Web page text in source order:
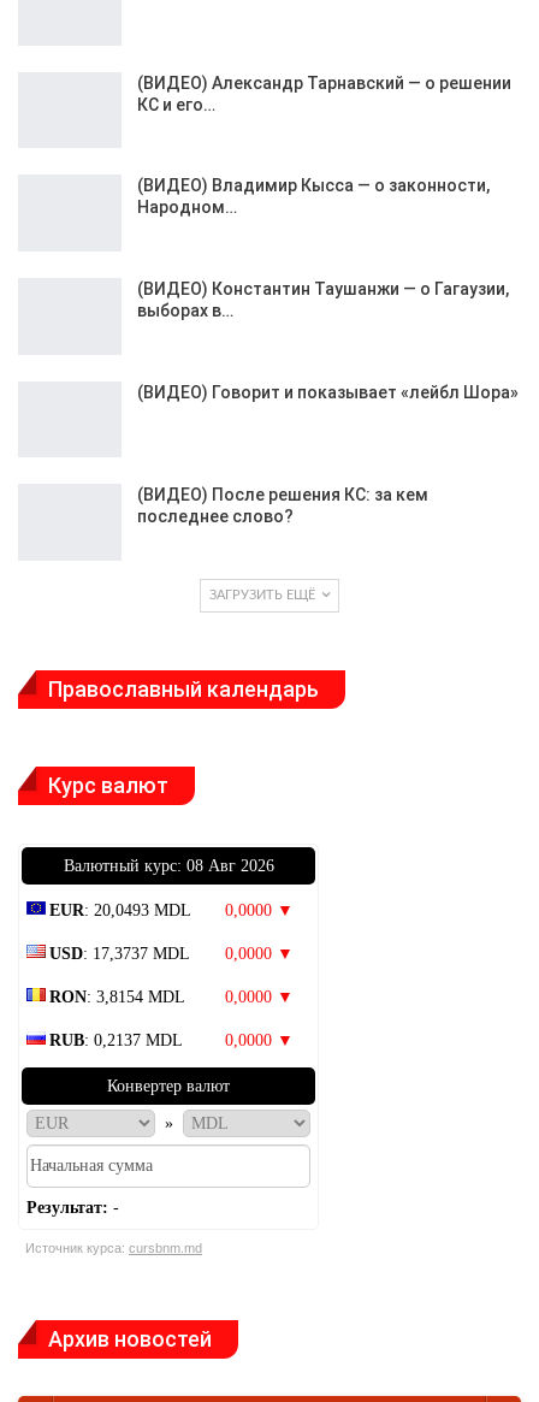
(ВИДЕО) Александр Тарнавский — о решении
КС и его…
(ВИДЕО) Владимир Кысса — о законности,
Народном…
(ВИДЕО) Константин Таушанжи — о Гагаузии,
выборах в…
(ВИДЕО) Говорит и показывает «лейбл Шора»
(ВИДЕО) После решения КС: за кем
последнее слово?
ЗАГРУЗИТЬ ЕЩЁ
Православный календарь
Курс валют
Bалютный курс: 08 Авг 2026
EUR: 20,0493 MDL 0,0000 ▼
USD: 17,3737 MDL 0,0000 ▼
RON: 3,8154 MDL 0,0000 ▼
RUB: 0,2137 MDL 0,0000 ▼
Конвертер валют
»
Результат: -
Источник курса: cursbnm.md
Архив новостей